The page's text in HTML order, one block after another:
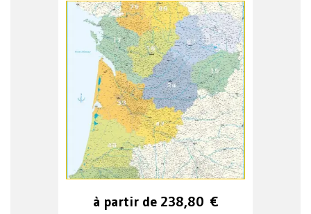
à partir de 238,80 €